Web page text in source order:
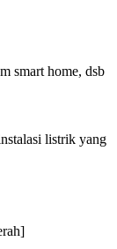
smart home, dsb
listrik yang